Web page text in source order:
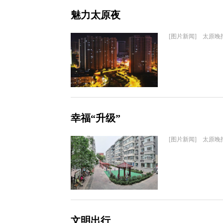
魅力太原夜
[图片新闻] 太原晚
幸福“升级”
[图片新闻] 太原晚
文明出行